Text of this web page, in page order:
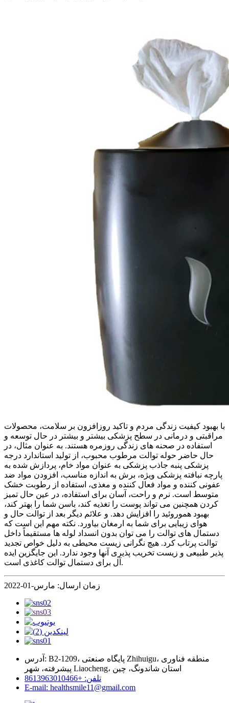
با بهبود کیفیت زندگی مردم و تاکید روزافزون بر سلامت، محصولات
مراقبتی و درمانی در سطح پزشکی بیشتر و بیشتر در حال توسعه و
استفاده در صحنه های زندگی روزمره هستند. به عنوان مثال، در
حال حاضر حوله توالت مرطوب محبوب، از تولید استاندارد درجه
پزشکی پنبه جاذب پزشکی به عنوان مواد خام، پردازش شده به
پارچه نبافته پزشکی ویژه، برش به اندازه مناسب، افزودن مواد ضد
عفونی کننده و مواد فعال کننده و مغذی، استفاده از رطوبت خشک
متوسط ​​است. نرم و راحت، آسان برای استفاده، در عین حال تمیز
کردن همچنین می تواند پوست را تغذیه کند، باسن شما را بهتر کند،
بهبود هموروئید را افزایش دهد. و علائم دیگر بعد از توالت حال و
هوای زیبایی برای شما به ارمغان بیاورد. نکته مهم این است که
دستمال های توالت را می توان بدون انسداد لوله ها مستقیماً داخل
توالت پرتاب کرد. هیچ نگرانی زیست محیطی به دلیل خواص تجدید
پذیر طبیعی و زیست تخریب پذیری آنها وجود ندارد. این جایگزین ایده
آل برای دستمال توالت کاغذی است.
زمان ارسال: مارس-01-2022
آدرس: B2-1209، پایگاه صنعتی Zhihuigu، منطقه فناوری
پیشرفته، شهر Liaocheng، استان شاندونگ، چین
تلفن: +8613963010466
E-mail: healthsmile11@gmail.com